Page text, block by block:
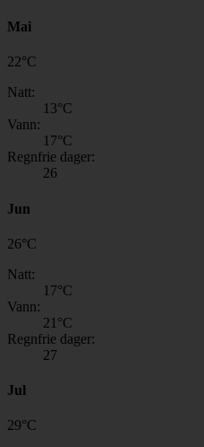
Mai
22°C
Natt:
13°C
Vann:
17°C
Regnfrie dager:
26
Jun
26°C
Natt:
17°C
Vann:
21 °C
Regnfrie dager:
27
Jul
29°C